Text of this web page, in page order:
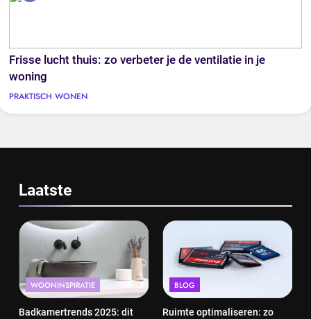
Frisse lucht thuis: zo verbeter je de ventilatie in je
woning
PRAKTISCH WONEN
Laatste
WOONINSPIRATIE
Badkamertrends 2025: dit
BLOG
Ruimte optimaliseren: zo